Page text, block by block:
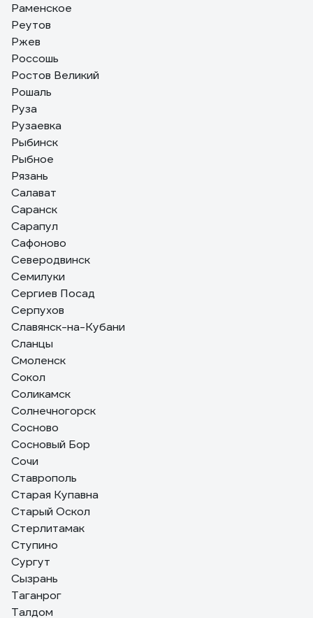
Раменское
Реутов
Ржев
Россошь
Ростов Великий
Рошаль
Руза
Рузаевка
Рыбинск
Рыбное
Рязань
Салават
Саранск
Сарапул
Сафоново
Северодвинск
Семилуки
Сергиев Посад
Серпухов
Славянск-на-Кубани
Сланцы
Смоленск
Сокол
Соликамск
Солнечногорск
Сосново
Сосновый Бор
Сочи
Ставрополь
Старая Купавна
Старый Оскол
Стерлитамак
Ступино
Сургут
Сызрань
Таганрог
Талдом